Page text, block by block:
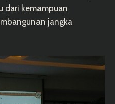
dari kemampuan
jangka